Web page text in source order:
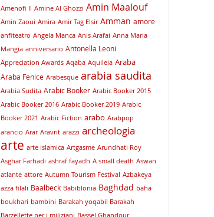
Amenofi II Amine Al Ghozzi Amin Maalouf
Amin Zaoui Amira Amir Tag Elsir Amman amore
anfiteatro Angela Manca Anis Arafai Anna Maria
Mangia anniversario Antonella Leoni
Appreciation Awards Aqaba Aquileia Araba
Araba Fenice Arabesque arabia saudita
Arabia Sudita Arabic Booker Arabic Booker 2015
Arabic Booker 2016 Arabic Booker 2019 Arabic
Booker 2021 Arabic Fiction arabo Arabpop
arancio Arar Aravrit arazzi archeologia
arte arte islamica Artgasme Arundhati Roy
Asghar Farhadi ashraf fayadh A small death Aswan
atlante attore Autumn Tourism Festival Azbakeya
azza filali Baalbeck Babiblonia Baghdad baha
boukhari bambini Barakah yoqabil Barakah
Barzellette per i miliziani Bassel Ghandour